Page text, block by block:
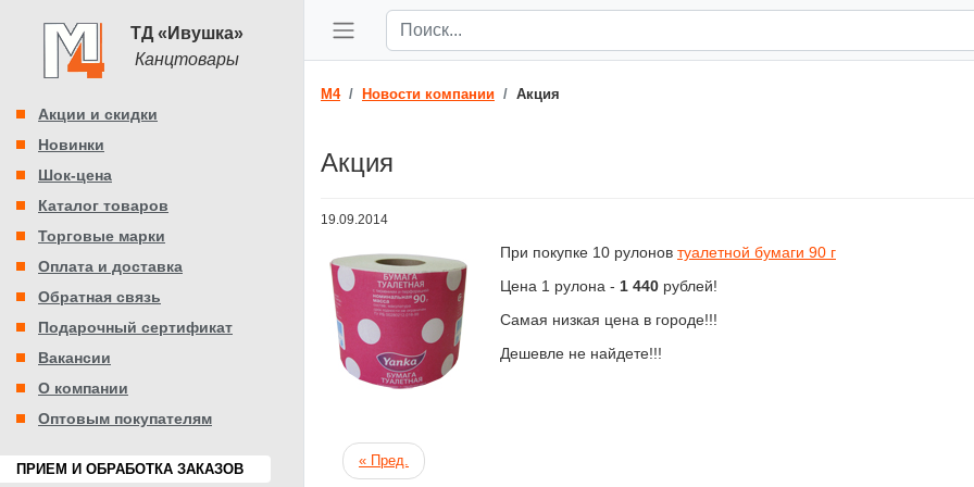
ТД «Ивушка»
Канцтовары
Акции и скидки
Новинки
Шок-цена
Каталог товаров
Торговые марки
Оплата и доставка
Обратная связь
Подарочный сертификат
Вакансии
О компании
Оптовым покупателям
ПРИЕМ И ОБРАБОТКА ЗАКАЗОВ
M4 Новости компании Акция
Акция
19.09.2014
При покупке 10 рулонов туалетной бумаги 90 г
Цена 1 рулона - 1 440 рублей!
Самая низкая цена в городе!!!
Дешевле не найдете!!!
« Пред.